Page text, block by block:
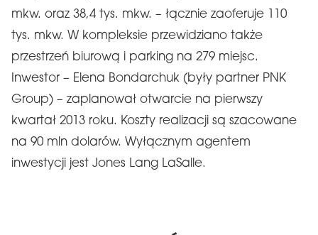
mkw. oraz 38,4 tys. mkw. – łącznie zaoferuje 110
tys. mkw. W kompleksie przewidziano także
przestrzeń biurową i parking na 279 miejsc.
Inwestor – Elena Bondarchuk (były partner PNK
Group) – zaplanował otwarcie na pierwszy
kwartał 2013 roku. Koszty realizacji są szacowane
na 90 mln dolarów. Wyłącznym agentem
inwestycji jest Jones Lang LaSalle.